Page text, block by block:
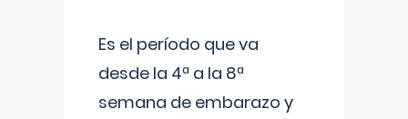
Es el período que va
desde la 4ª a la 8ª
semana de embarazo y